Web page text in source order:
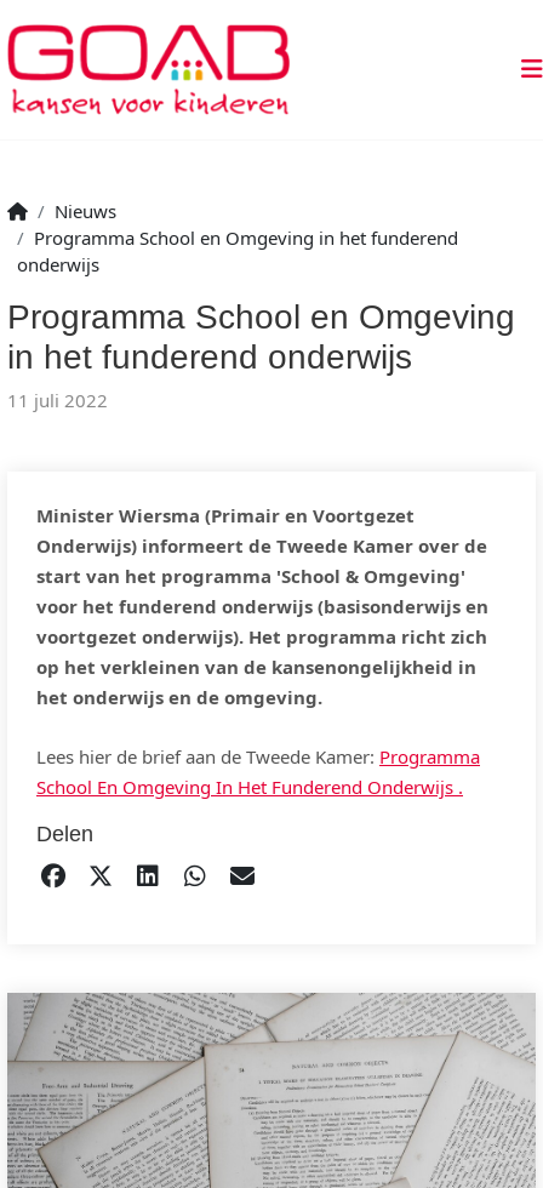
Nieuws
Programma School en Omgeving in het funderend
onderwijs
Programma School en Omgeving
in het funderend onderwijs
11 juli 2022
Minister Wiersma (Primair en Voortgezet
Onderwijs) informeert de Tweede Kamer over de
start van het programma 'School & Omgeving'
voor het funderend onderwijs (basisonderwijs en
voortgezet onderwijs). Het programma richt zich
op het verkleinen van de kansenongelijkheid in
het onderwijs en de omgeving.
Lees hier de brief aan de Tweede Kamer: Programma
School En Omgeving In Het Funderend Onderwijs .
Delen
DELEN OP FACEBOOK
TWEETDELEN OP LINKEDIN
DELEN OP WHATSAPP